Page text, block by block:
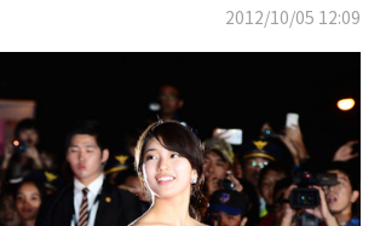
2012/10/05 12:09